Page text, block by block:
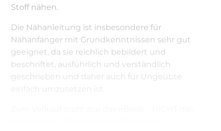
Stoff nähen.
Die Nähanleitung ist insbesondere für
Nähanfänger mit Grundkenntnissen sehr gut
geeignet, da sie reichlich bebildert und
beschriftet, ausführlich und verständlich
geschrieben und daher auch für Ungeübte
einfach umzusetzen ist.